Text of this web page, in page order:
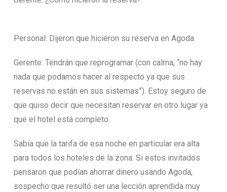
Personal: Dijeron que hicieron su reserva en Agoda.
Gerente: Tendrán que reprogramar (con calma, “no hay
nada que podamos hacer al respecto ya que sus
reservas no están en sus sistemas”). Estoy seguro de
que quiso decir que necesitan reservar en otro lugar ya
que el hotel está completo.
Sabía que la tarifa de esa noche en particular era alta
para todos los hoteles de la zona. Si estos invitados
pensaron que podían ahorrar dinero usando Agoda,
sospecho que resultó ser una lección aprendida muy